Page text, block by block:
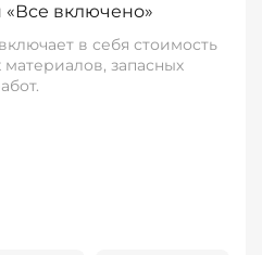
включено»
в себя стоимость
материалов, запасных